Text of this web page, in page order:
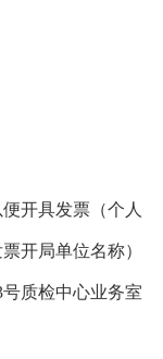
开具发票（个人
开局单位名称）
质检中心业务室